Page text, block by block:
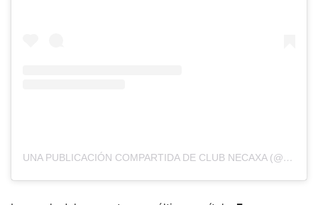
UNA PUBLICACIÓN COMPARTIDA DE CLUB NECAXA (@CLUBNECAXA)